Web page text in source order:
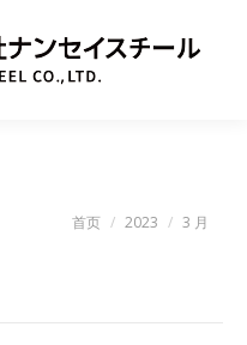
您在这里：
首页 2023 3 月